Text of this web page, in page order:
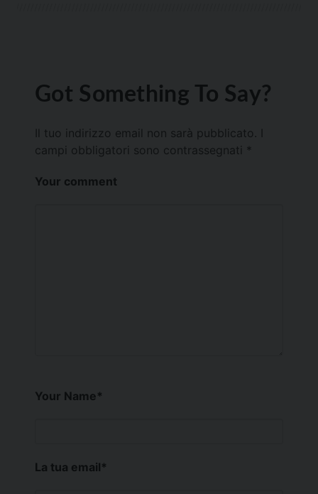
Got Something To Say?
Il tuo indirizzo email non sarà pubblicato.
campi obbligatori sono contrassegnati *
Your comment
Your Name*
La tua email*